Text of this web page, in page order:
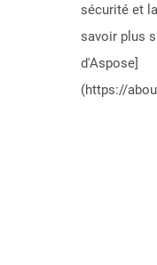
sécurité et
savoir plus
d'Aspose]
(https://